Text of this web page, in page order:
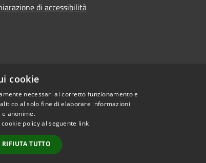
di accessibilità
Copyright © 2026 • Comune di Villaspeciosa • Powered by
cookie
necessari al corretto funzionamento e
al solo fine di elaborare informazioni
anonime.
policy al seguente link
RIFIUTA TUTTO